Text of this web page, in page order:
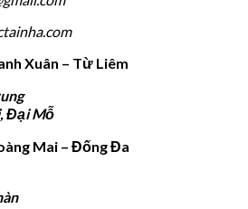
Xuân – Từ Liêm
Đại Mỗ
Mai – Đống Đa